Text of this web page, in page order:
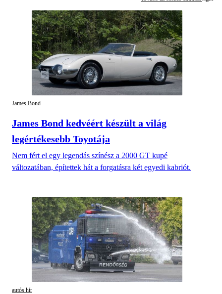
James Bond
James Bond kedvéért készült a világ
legértékesebb Toyotája
Nem fért el egy legendás színész a 2000 GT kupé
változatában, építettek hát a forgatásra két egyedi kabriót.
autós hír